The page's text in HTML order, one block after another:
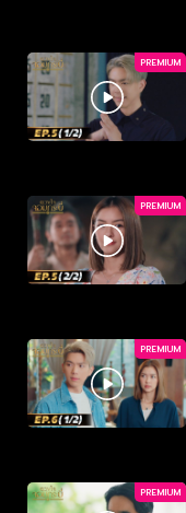
PREMIUM
PREMIUM
PREMIUM
PREMIUM